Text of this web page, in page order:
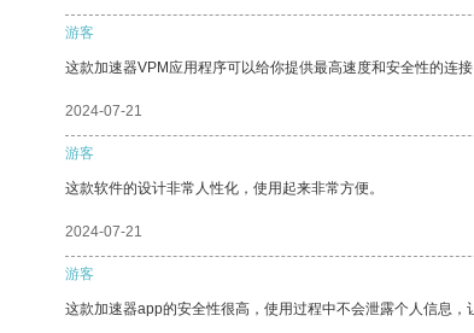
游客
这款加速器VPM应用程序可以给你提供最高速度和安全性的连
2024-07-21
游客
这款软件的设计非常人性化，使用起来非常方便。
2024-07-21
游客
这款加速器app的安全性很高，使用过程中不会泄露个人信息，